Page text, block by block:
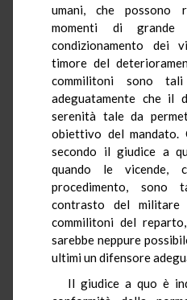
umani, che possono
momenti di grande
condizionamento dei
timore del
commilitoni sono
adeguatamente che il
serenità tale da
obiettivo del mandato.
secondo il giudice a
quando le vicende,
procedimento,
contrasto del
commilitoni del
sarebbe neppure
ultimi un difensore
Il giudice a quo è